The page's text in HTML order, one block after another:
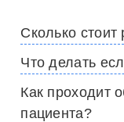
Сколько
Что делать
Как проходит
пациента?